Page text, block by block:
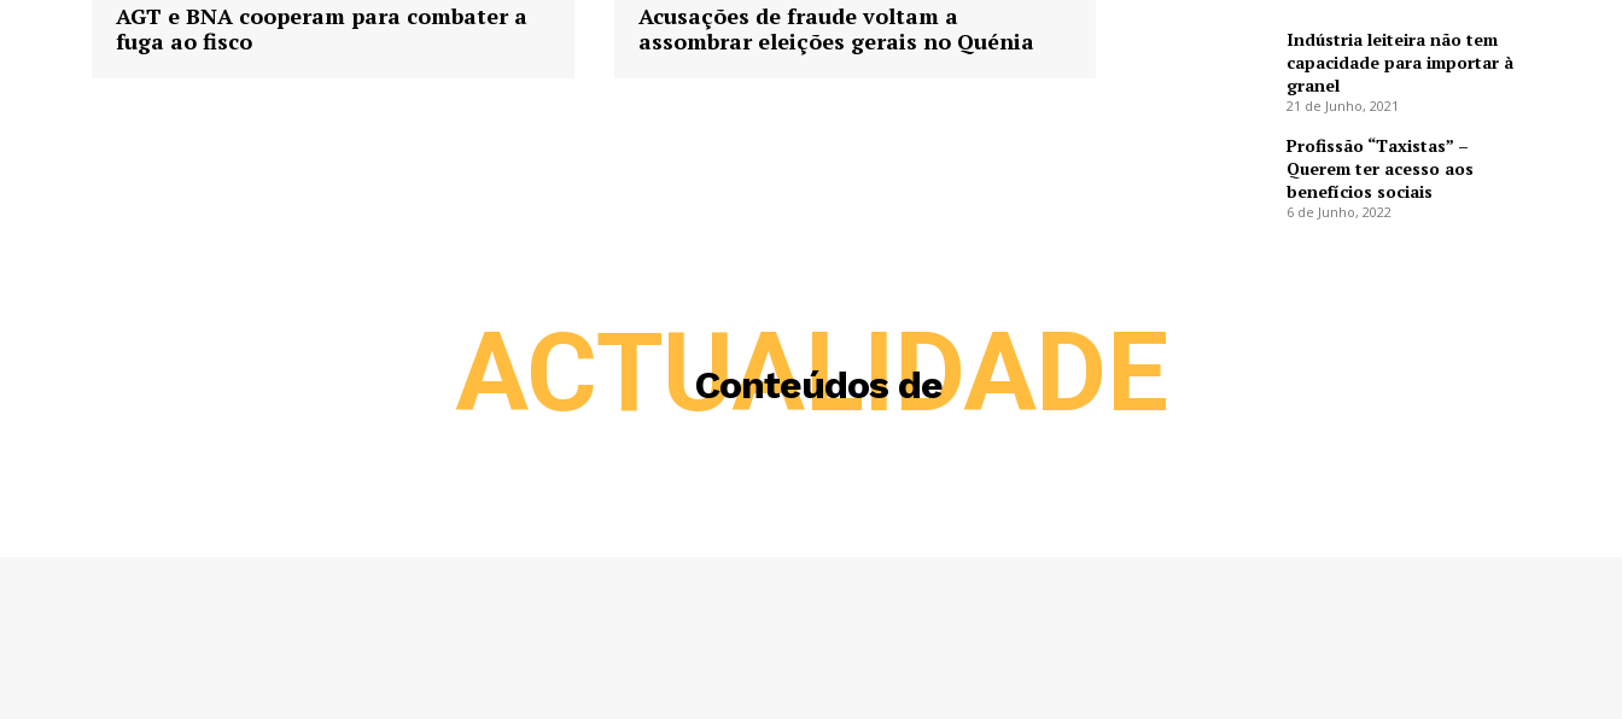
AGT e BNA cooperam para combater a
fuga ao fisco
Acusações de fraude voltam a
assombrar eleições gerais no Quénia
Indústria leiteira não tem
capacidade para importar à
granel
21 de Junho, 2021
Profissão “Taxistas” –
Querem ter acesso aos
benefícios sociais
6 de Junho, 2022
Conteúdos de
ACTUALIDADE